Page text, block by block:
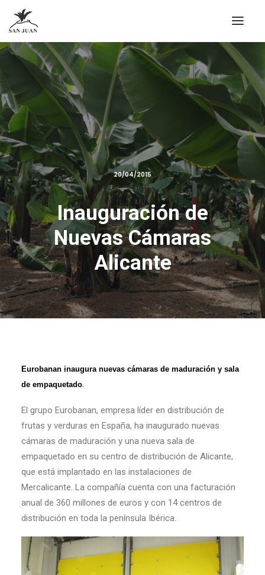
20/04/2015
Inauguración de
Nuevas Cámaras
Alicante
Eurobanan inaugura nuevas cámaras de maduración y sala
de empaquetado
El grupo Eurobanan, empresa líder en distribución de
frutas y verduras en España, ha inaugurado nuevas
cámaras de maduración y una nueva sala de
empaquetado en su centro de distribución de Alicante,
que está implantado en las instalaciones de
Mercalicante. La compañía cuenta con una facturación
anual de 360 millones de euros y con 14 centros de
distribución en toda la península Ibérica.